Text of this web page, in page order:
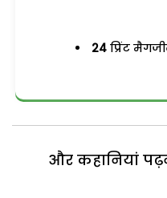
24 प्रिंट
और कहानियां